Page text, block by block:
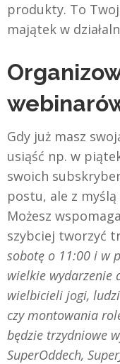
produkty. To
majątek w
Gdy już masz
usiąść np. w
swoich
postu, ale z
Możesz
szybciej tworzyć
sobotę o 11:00 i w
wielkie wydarzenie
wielbicieli jogi,
czy montowania
będzie trzydniowe
SuperOddech,